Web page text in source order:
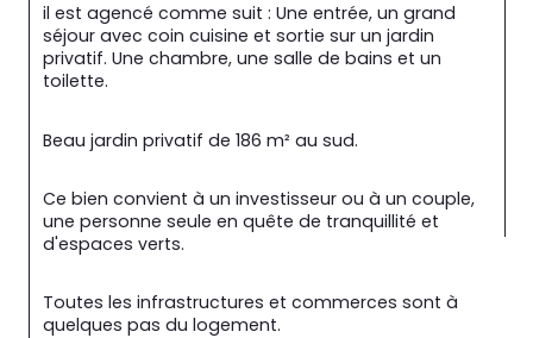
il est agencé comme suit : Une entrée, un grand
séjour avec coin cuisine et sortie sur un jardin
privatif. Une chambre, une salle de bains et un
toilette.
Beau jardin privatif de 186 m² au sud.
Ce bien convient à un investisseur ou à un couple,
une personne seule en quête de tranquillité et
d'espaces verts.
Toutes les infrastructures et commerces sont à
quelques pas du logement.